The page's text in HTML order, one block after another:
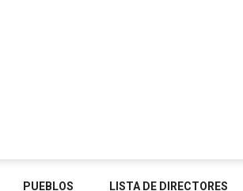
PUEBLOS LISTA DE DIRECTORES